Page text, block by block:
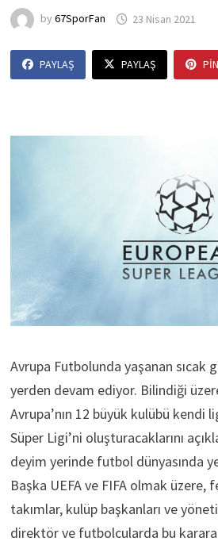
by 67SporFan 23 Nisan 2021
PAYLAŞ PAYLAŞ
Avrupa Futbolunda yaşanan sıcak
yerden devam ediyor. Bilindiği
Avrupa’nın 12 büyük kulübü kendi
Süper Ligi’ni oluşturacaklarını
deyim yerinde futbol dünyasında
Başka UEFA ve FIFA olmak üzere,
takımlar, kulüp başkanları ve
direktör ve futbolcularda bu